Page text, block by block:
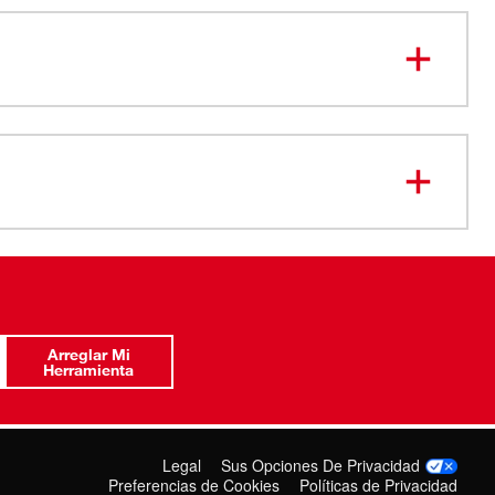
nudillos
velocidades de aplicación más rápidas
Arreglar Mi
Herramienta
Legal
Sus Opciones De Privacidad
Preferencias de Cookies
Políticas de Privacidad